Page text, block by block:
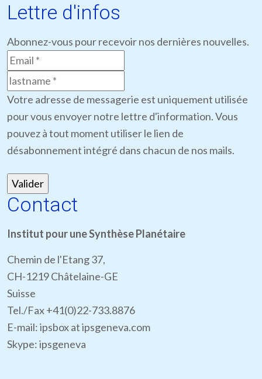
Lettre d'infos
Abonnez-vous pour recevoir nos dernières nouvelles.
Votre adresse de messagerie est uniquement utilisée
pour vous envoyer notre lettre d'information. Vous
pouvez à tout moment utiliser le lien de
désabonnement intégré dans chacun de nos mails.
Contact
Institut pour une Synthèse Planétaire
Chemin de l'Etang 37,
CH-1219 Châtelaine-GE
Suisse
Tel./Fax +41(0)22-733.8876
E-mail: ipsbox at ipsgeneva.com
Skype: ipsgeneva